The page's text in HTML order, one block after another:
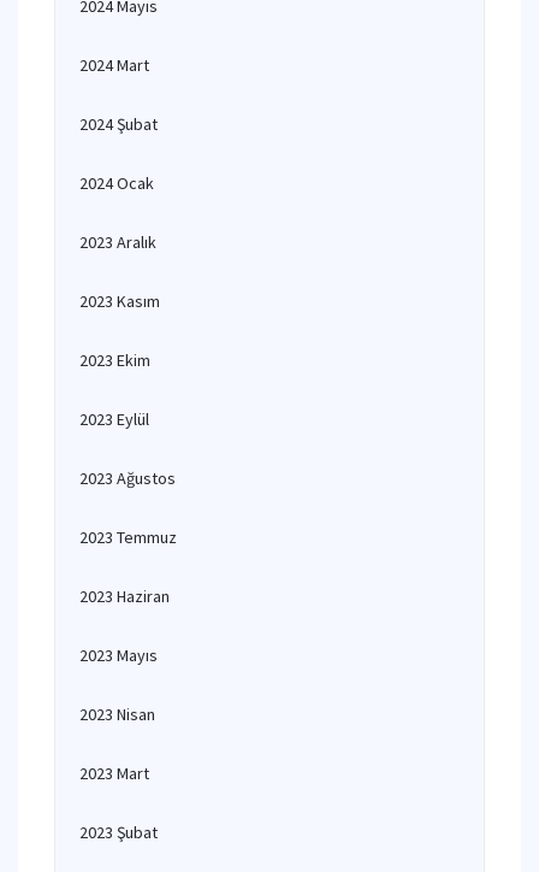
2024 Mayıs
2024 Mart
2024 Şubat
2024 Ocak
2023 Aralık
2023 Kasım
2023 Ekim
2023 Eylül
2023 Ağustos
2023 Temmuz
2023 Haziran
2023 Mayıs
2023 Nisan
2023 Mart
2023 Şubat